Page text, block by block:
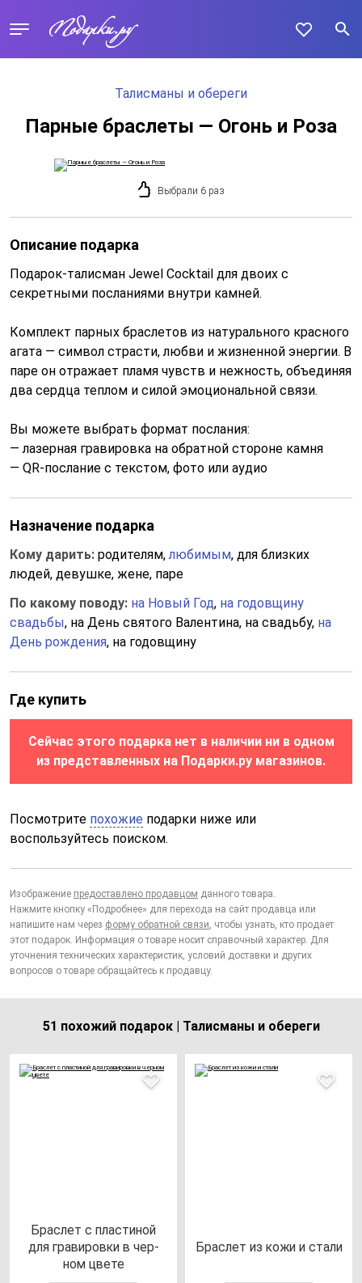
Талисманы и обереги
Парные браслеты — Огонь и Роза
Выбрали 6 раз
Описание подарка
Подарок-талисман Jewel Cocktail для двоих с
секретными посланиями внутри камней.
Комплект парных браслетов из натурального красного
агата — символ страсти, любви и жизненной энергии. В
паре он отражает пламя чувств и нежность, объединяя
два сердца теплом и силой эмоциональной связи.
Вы можете выбрать формат послания:
— лазерная гравировка на обратной стороне камня
— QR-послание с текстом, фото или аудио
Назначение подарка
Кому дарить: родителям,любимым, для близких
людей, девушке, жене, паре
По какому поводу: на Новый Год, на годовщину
свадьбы, на День святого Валентина, на свадьбу, на
День рождения, на годовщину
Где купить
Сейчас этого подарка нет в наличии ни в одном
из представленных на Подарки.ру магазинов.
Посмотрите похожие подарки ниже или
воспользуйтесь поиском.
Изображение предоставлено продавцом данного товара.
Нажмите кнопку «Подробнее» для перехода на сайт продавца или
напишите нам через форму обратной связи, чтобы узнать, кто продает
этот подарок. Информация о товаре носит справочный характер. Для
уточнения технических характеристик, условий доставки и других
вопросов о товаре обращайтесь к продавцу.
51 похожий подарок | Талисманы и обереги
Брас­лет с плас­ти­ной
для гра­ви­ров­ки в чер­
ном цве­те
Брас­лет из ко­жи и ста­ли